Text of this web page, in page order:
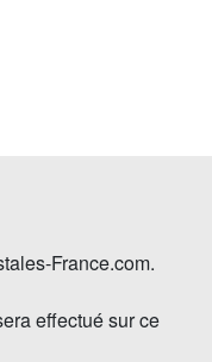
France.com.
effectué sur ce